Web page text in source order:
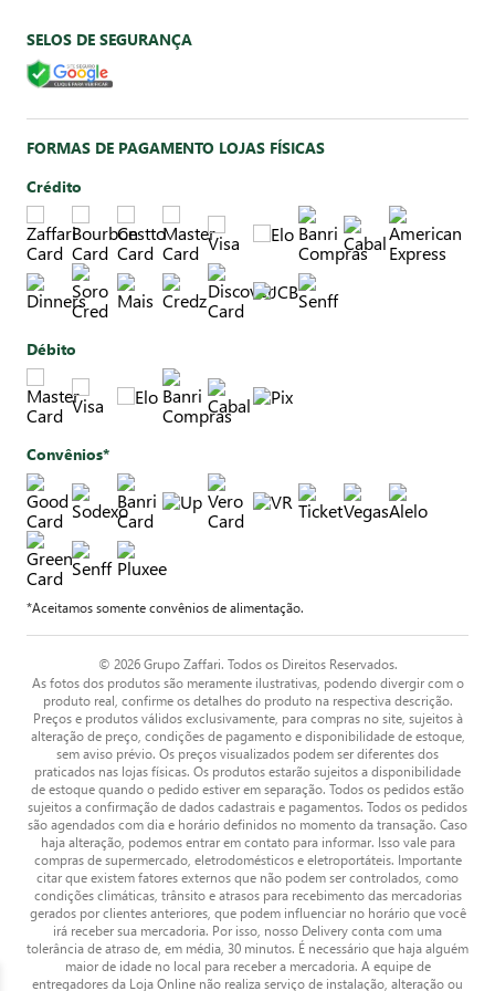
SELOS DE SEGURANÇA
FORMAS DE PAGAMENTO LOJAS FÍSICAS
Crédito
Débito
Convênios*
*Aceitamos somente convênios de alimentação.
© 2026 Grupo Zaffari. Todos os Direitos Reservados.
As fotos dos produtos são meramente ilustrativas, podendo divergir com o
produto real, confirme os detalhes do produto na respectiva descrição.
Preços e produtos válidos exclusivamente, para compras no site, sujeitos à
alteração de preço, condições de pagamento e disponibilidade de estoque,
sem aviso prévio. Os preços visualizados podem ser diferentes dos
praticados nas lojas físicas. Os produtos estarão sujeitos a disponibilidade
de estoque quando o pedido estiver em separação. Todos os pedidos estão
sujeitos a confirmação de dados cadastrais e pagamentos. Todos os pedidos
são agendados com dia e horário definidos no momento da transação. Caso
haja alteração, podemos entrar em contato para informar. Isso vale para
compras de supermercado, eletrodomésticos e eletroportáteis. Importante
citar que existem fatores externos que não podem ser controlados, como
condições climáticas, trânsito e atrasos para recebimento das mercadorias
gerados por clientes anteriores, que podem influenciar no horário que você
irá receber sua mercadoria. Por isso, nosso Delivery conta com uma
tolerância de atraso de, em média, 30 minutos. É necessário que haja alguém
maior de idade no local para receber a mercadoria. A equipe de
entregadores da Loja Online não realiza serviço de instalação, alteração ou